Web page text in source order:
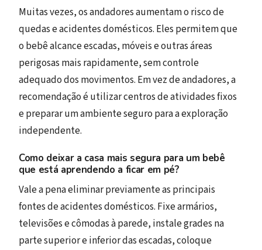
Muitas vezes, os andadores aumentam o risco de
quedas e acidentes domésticos. Eles permitem que
o bebê alcance escadas, móveis e outras áreas
perigosas mais rapidamente, sem controle
adequado dos movimentos. Em vez de andadores, a
recomendação é utilizar centros de atividades fixos
e preparar um ambiente seguro para a exploração
independente.
Como deixar a casa mais segura para um bebê
que está aprendendo a ficar em pé?
Vale a pena eliminar previamente as principais
fontes de acidentes domésticos. Fixe armários,
televisões e cômodas à parede, instale grades na
parte superior e inferior das escadas, coloque